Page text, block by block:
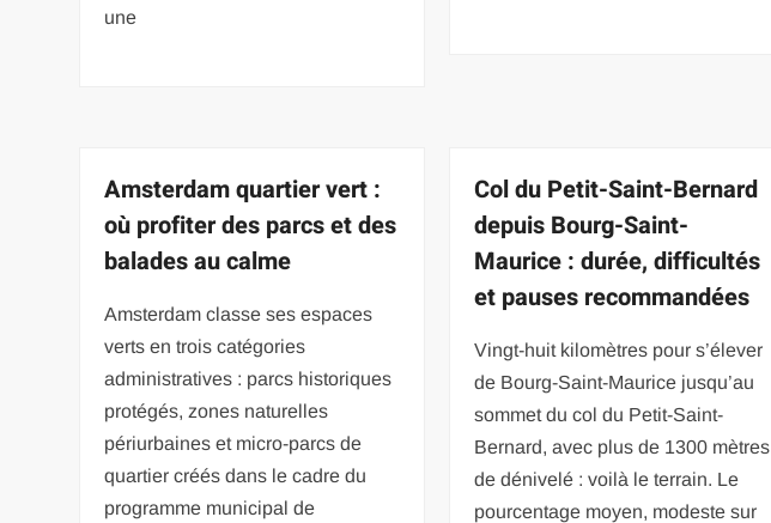
une
Amsterdam quartier vert :
où profiter des parcs et des
balades au calme
Amsterdam classe ses espaces
verts en trois catégories
administratives : parcs historiques
protégés, zones naturelles
périurbaines et micro-parcs de
quartier créés dans le cadre du
programme municipal de
Col du Petit-Saint-Bernard
depuis Bourg-Saint-
Maurice : durée, difficultés
et pauses recommandées
Vingt-huit kilomètres pour s’élever
de Bourg-Saint-Maurice jusqu’au
sommet du col du Petit-Saint-
Bernard, avec plus de 1300 mètres
de dénivelé : voilà le terrain. Le
pourcentage moyen, modeste sur